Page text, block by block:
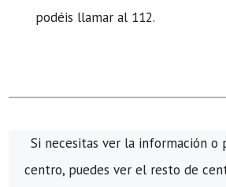
podéis llamar al 112.
Si necesitas ver la información
centro, puedes ver el resto de